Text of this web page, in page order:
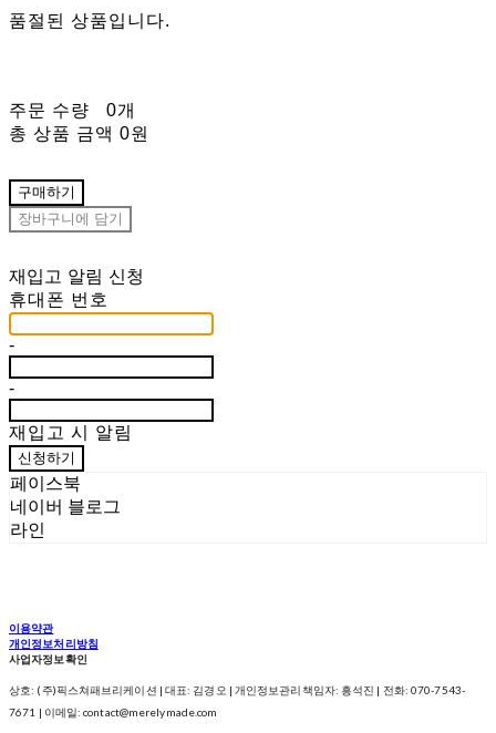
품절된 상품입니다.
주문 수량
0개
총 상품 금액 0원
구매하기
장바구니에 담기
재입고 알림 신청
휴대폰 번호
-
-
재입고 시 알림
신청하기
페이스북
네이버 블로그
라인
이용약관
개인정보처리방침
사업자정보확인
상호: (주)픽스쳐패브리케이션 | 대표: 김경오 | 개인정보관리책임자: 흥석진 | 전화: 070-7543-
7671 | 이메일: contact@merelymade.com